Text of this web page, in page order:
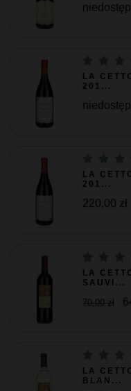
LA
201...
LA
201...
220,00 zł
LA
SAUVI...
70,00 zł
LA
BLAN...